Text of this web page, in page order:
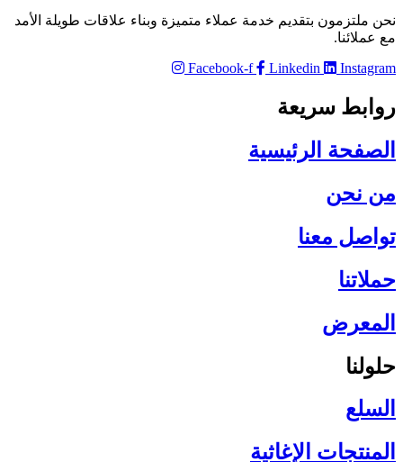
نحن ملتزمون بتقديم خدمة عملاء متميزة وبناء علاقات طويلة الأمد
مع عملائنا.
Facebook-f
Linkedin Instagram
روابط سريعة
الصفحة الرئيسية​
من نحن
تواصل معنا
حملاتنا
المعرض
حلولنا
السلع
المنتجات الإغاثية​